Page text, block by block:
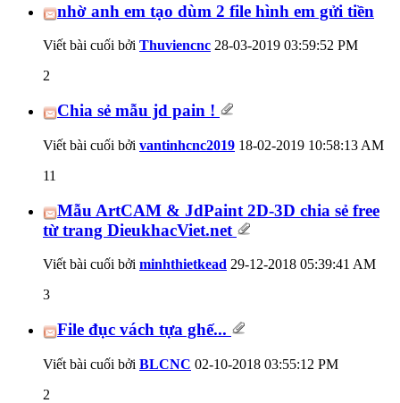
nhờ anh em tạo dùm 2 file hình em gửi tiền
Viết bài cuối bởi Thuviencnc 28-03-2019 03:59:52 PM
2
Chia sẻ mẫu jd pain !
Viết bài cuối bởi vantinhcnc2019 18-02-2019 10:58:13 AM
11
Mẫu ArtCAM & JdPaint 2D-3D chia sẻ free
từ trang DieukhacViet.net
Viết bài cuối bởi minhthietkead 29-12-2018 05:39:41 AM
3
File đục vách tựa ghế...
Viết bài cuối bởi BLCNC 02-10-2018 03:55:12 PM
2